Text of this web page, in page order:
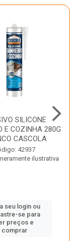
SILICONE
E COZINHA 280G
CASCOLA
42937
ilustrativa
seu login ou
se para
preços e
comprar